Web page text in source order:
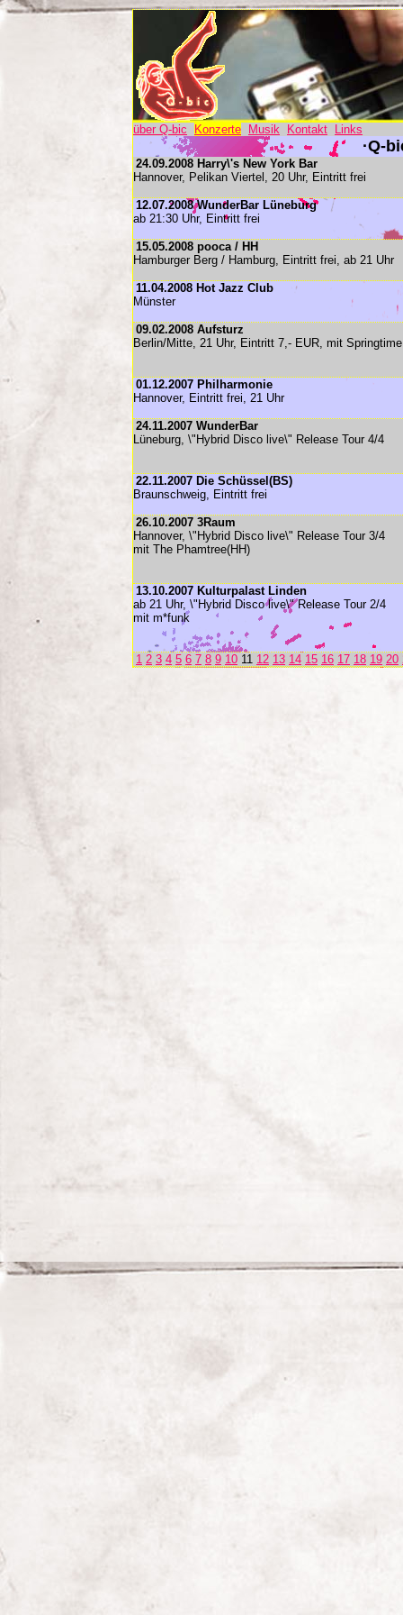
über Q-bic Konzerte Musik Kontakt Links
·Q-
24.09.2008 Harry\'s New York Bar
Hannover, Pelikan Viertel, 20 Uhr, Eintritt frei
12.07.2008 WunderBar Lüneburg
ab 21:30 Uhr, Eintritt frei
15.05.2008 pooca / HH
Hamburger Berg / Hamburg, Eintritt frei, ab 21 Uhr
11.04.2008 Hot Jazz Club
Münster
09.02.2008 Aufsturz
Berlin/Mitte, 21 Uhr, Eintritt 7,- EUR, mit
01.12.2007 Philharmonie
Hannover, Eintritt frei, 21 Uhr
24.11.2007 WunderBar
Lüneburg, \"Hybrid Disco live\" Release Tour 4/4
22.11.2007 Die Schüssel(BS)
Braunschweig, Eintritt frei
26.10.2007 3Raum
Hannover, \"Hybrid Disco live\" Release Tour 3/4
mit The Phamtree(HH)
13.10.2007 Kulturpalast Linden
ab 21 Uhr, \"Hybrid Disco live\" Release Tour 2/4
mit m*funk
1 2 3 4 5 6 7 8 9 10 11 12 13 14 15 16 17 18 19 20